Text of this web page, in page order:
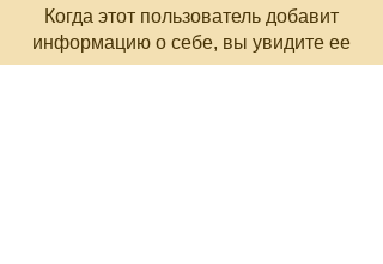
Когда этот пользователь добавит
информацию о себе, вы увидите ее
здесь.